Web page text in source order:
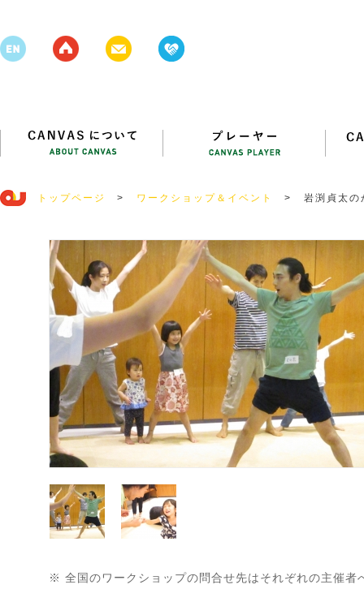
トップページ > ワークショップ＆イベント > 岩渕貞太の
※ 全国のワークショップの問合せ先はそれぞれの主催者